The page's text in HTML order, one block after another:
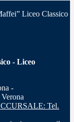
Liceo Classico
- Liceo
-
Tel.